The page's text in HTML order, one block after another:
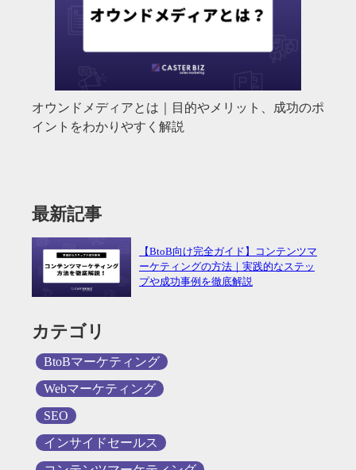
オウンドメディアとは｜目的やメリット、成功のポ
イントをわかりやすく解説
最新記事
【BtoB向け完全ガイド】コンテンツマ
ーケティングの方法｜実践的なステッ
プや成功事例を徹底解説
カテゴリ
BtoBマーケティング
Webマーケティング
SEO
インサイドセールス